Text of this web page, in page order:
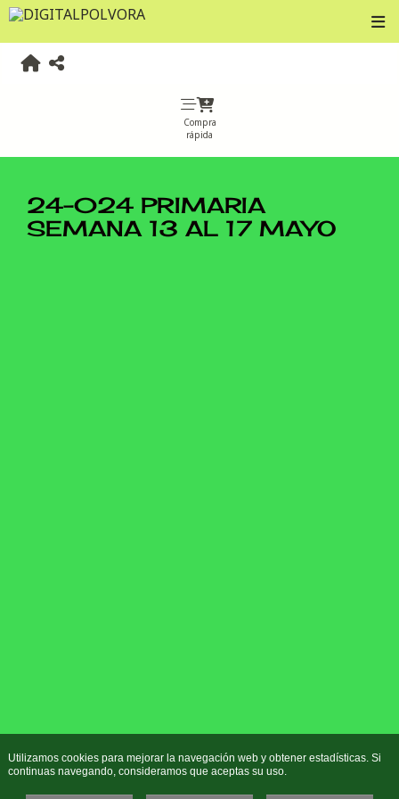
Compra
rápida
24-024 PRIMARIA
SEMANA 13 AL 17 MAYO
Utilizamos cookies para mejorar la navegación web y obtener estadísticas. Si
continuas navegando, consideramos que aceptas su uso.